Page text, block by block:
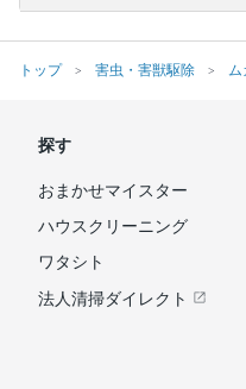
トップ 害虫・害獣駆除 ム
探す
おまかせマイスター
ハウスクリーニング
ワタシト
法人清掃ダイレクト